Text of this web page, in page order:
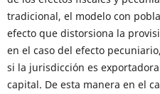
tradicional, el modelo con
efecto que distorsiona la
en el caso del efecto
si la jurisdicción es
capital. De esta manera en el